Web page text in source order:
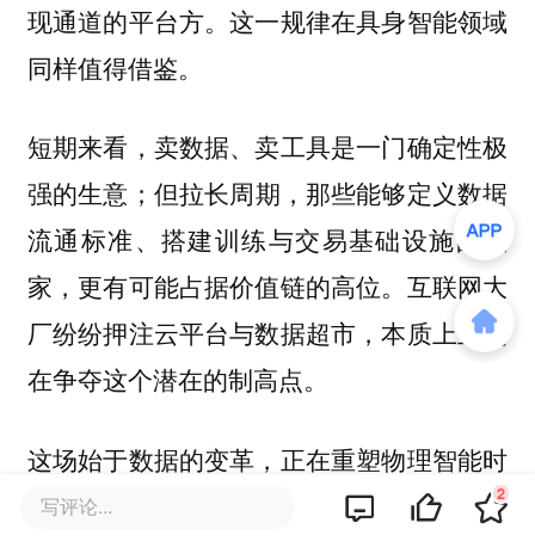
现通道的平台方。这一规律在具身智能领域
同样值得借鉴。
短期来看，卖数据、卖工具是一门确定性极
强的生意；但拉长周期，那些能够定义数据
流通标准、搭建训练与交易基础设施的玩
家，更有可能占据价值链的高位。互联网大
厂纷纷押注云平台与数据超市，本质上正是
在争夺这个潜在的制高点。
这场始于数据的变革，正在重塑物理智能时
代的产业格局。谁能率先跑通“采集—处理
写评论... 2